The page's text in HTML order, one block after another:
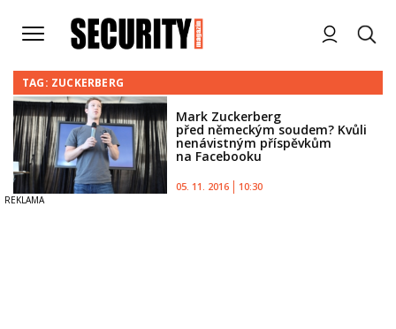
TAG: ZUCKERBERG
Mark Zuckerberg
před německým soudem? Kvůli
nenávistným příspěvkům
na Facebooku
05. 11. 2016 10:30